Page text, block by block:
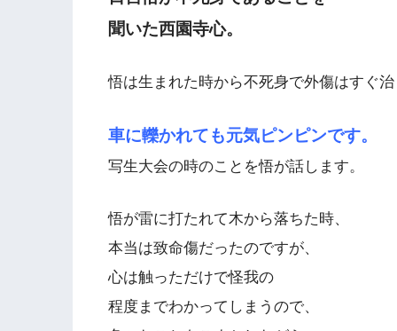
聞いた西園寺心。
悟は生まれた時から不死身で外傷はすぐ
車に轢かれても元気ピンピンです。
写生大会の時のことを悟が話します。
悟が雷に打たれて木から落ちた時、
本当は致命傷だったのですが、
心は触っただけで怪我の
程度までわかってしまうので、